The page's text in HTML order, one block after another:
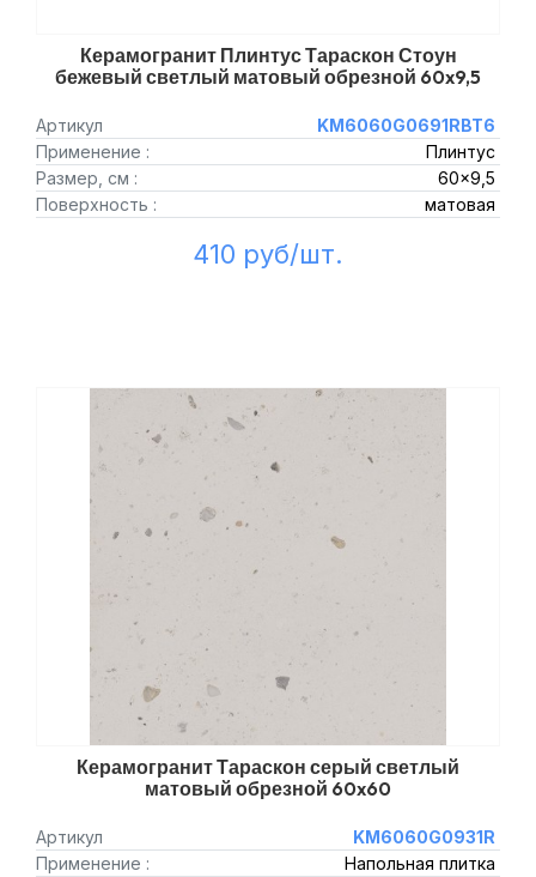
Керамогранит Плинтус Тараскон Стоун
бежевый светлый матовый обрезной 60x9,5
Артикул
KM6060G0691RBT6
Применение :
Плинтус
Размер, см :
60x9,5
Поверхность :
матовая
410 руб/шт.
Керамогранит Тараскон серый светлый
матовый обрезной 60x60
Артикул
KM6060G0931R
Применение :
Напольная плитка